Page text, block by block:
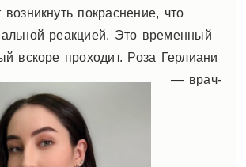
покраснение, что
реакцией. Это временный
вскоре проходит. Роза Герлиани
― врач-